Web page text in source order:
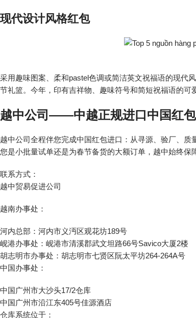
现代设计风格红包
采用趣味图案、柔和pastel色调或简洁英文祝福语的现代
节礼篮。今年，印有吉祥物、趣味符号和简短祝福语的可
越中公司——中越正规进口中国红
越中公司全程伴您完成中国红包进口：从寻源、验厂、
您是小批量试单还是为春节备货的大额订单，越中始终保
联系方式：
越中贸易促进公司
越南办事处：
河内总部：河内市义沔区观花坊189号
岘港办事处：岘港市清溪郡武文坦路66号Savico大厦2楼
胡志明市办事处：胡志明市七贤区阮太平坊264-264A号
中国办事处：
中国广州市大沙头17/2仓库
中国广州市沿江东405号佳源酒店
仓库系统位于：